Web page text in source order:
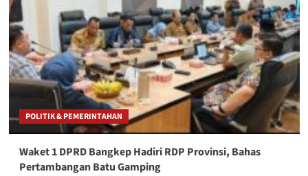
POLITIK & PEMERINTAHAN
Waket 1 DPRD Bangkep Hadiri RDP Provinsi, Bahas
Pertambangan Batu Gamping